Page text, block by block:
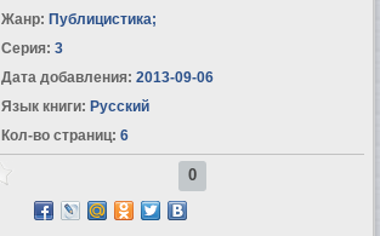
Жанр: Публицистика;
Серия: 3
Дата добавления: 2013-09-06
Язык книги: Русский
Кол-во страниц: 6
0